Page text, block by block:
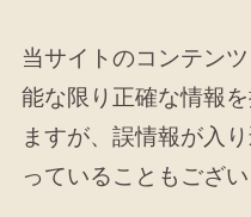
当サイトのコンテン
能な限り正確な情報
ますが、誤情報が入
っていることもござい